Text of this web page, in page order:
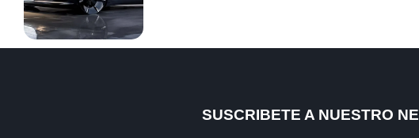
SUSCRIBETE A NUESTRO